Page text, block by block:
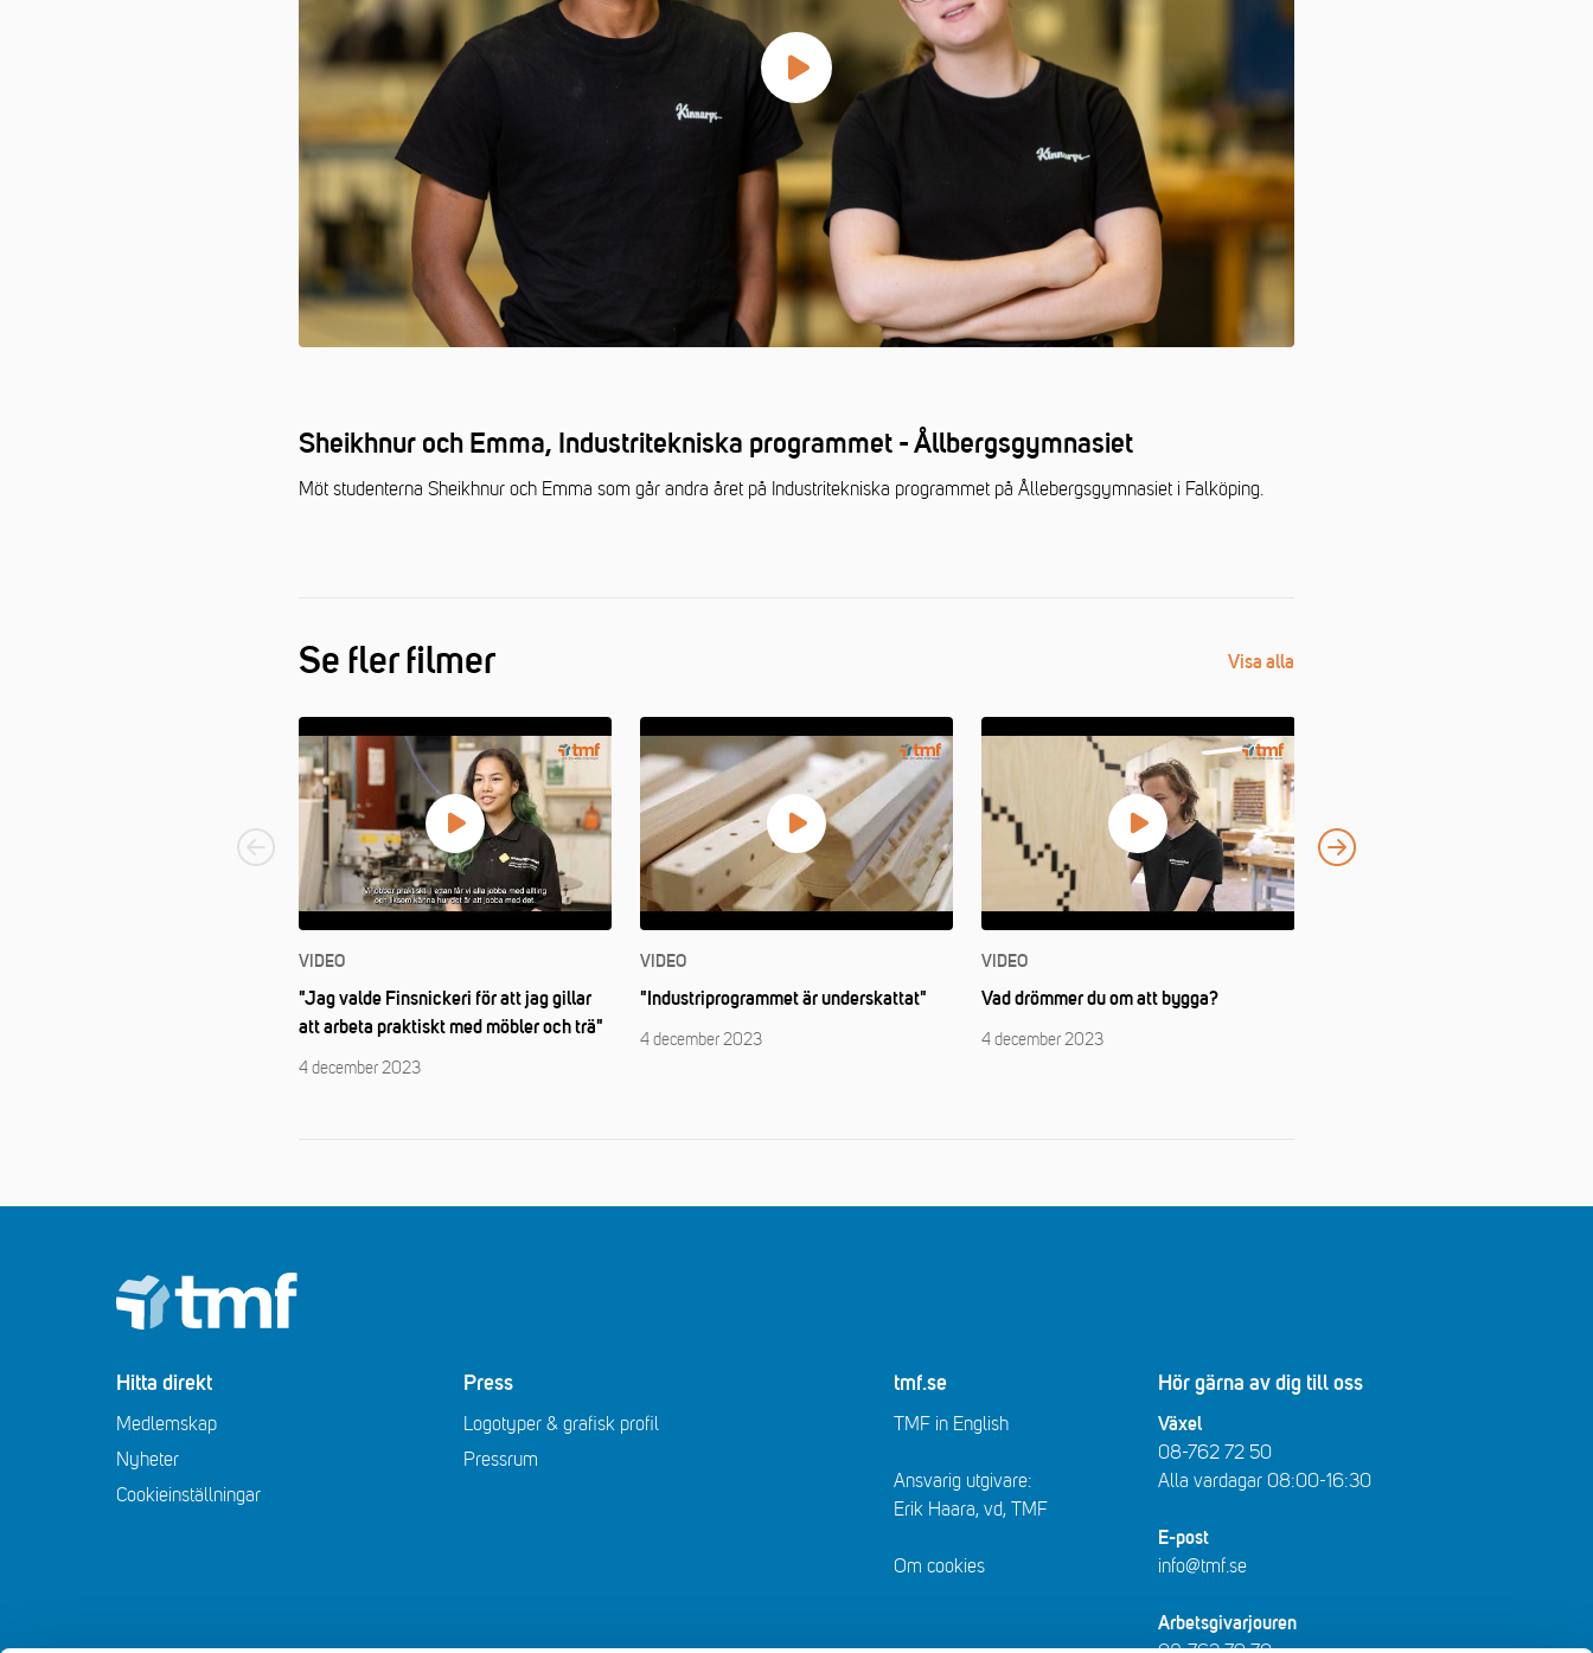
Sheikhnur och Emma, Industritekniska programmet - Ållbergsgymnasiet
Möt studenterna Sheikhnur och Emma som går andra året på Industritekniska programmet på Ållebergsgymnasiet i Falköping.
Se fler filmer Visa alla
VIDEO
"Jag valde Finsnickeri för att jag gillar
att arbeta praktiskt med möbler och trä"
4 december 2023
VIDEO
"Industriprogrammet är underskattat"
4 december 2023
VIDEO
Vad drömmer du om att bygga?
4 december 2023
Hitta direkt
Medlemskap
Nyheter
Cookieinställningar
Press
Logotyper & grafisk profil
Pressrum
tmf.se
TMF in English
Ansvarig utgivare:
Erik Haara, vd, TMF
Om cookies
Hör gärna av dig till oss
Växel
08-762 72 50
Alla vardagar 08:00-16:30​​
E-post
info@tmf.se
Arbetsgivarjouren